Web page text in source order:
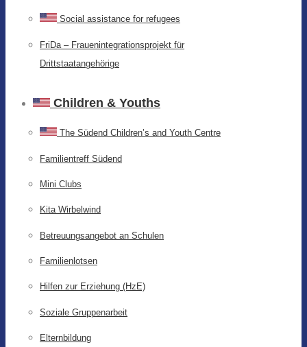
Social assistance for refugees
FriDa – Frauenintegrationsprojekt für
Drittstaatangehörige
Children & Youths
The Südend Children’s and Youth Centre
Familientreff Südend
Mini Clubs
Kita Wirbelwind
Betreuungsangebot an Schulen
Familienlotsen
Hilfen zur Erziehung (HzE)
Soziale Gruppenarbeit
Elternbildung